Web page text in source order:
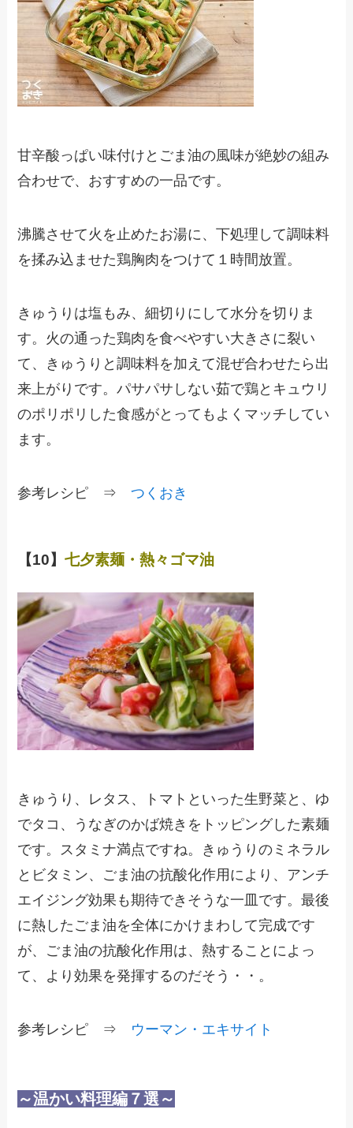
甘辛酸っぱい味付けとごま油の風味が絶妙の組み
合わせで、おすすめの一品です。
沸騰させて火を止めたお湯に、下処理して調味料
を揉み込ませた鶏胸肉をつけて１時間放置。
きゅうりは塩もみ、細切りにして水分を切りま
す。火の通った鶏肉を食べやすい大きさに裂い
て、きゅうりと調味料を加えて混ぜ合わせたら出
来上がりです。パサパサしない茹で鶏とキュウリ
のポリポリした食感がとってもよくマッチしてい
ます。
参考レシピ ⇒つくおき
【10】七夕素麺・熱々ゴマ油
きゅうり、レタス、トマトといった生野菜と、ゆ
でタコ、うなぎのかば焼きをトッピングした素麺
です。スタミナ満点ですね。きゅうりのミネラル
とビタミン、ごま油の抗酸化作用により、アンチ
エイジング効果も期待できそうな一皿です。最後
に熱したごま油を全体にかけまわして完成です
が、ごま油の抗酸化作用は、熱することによっ
て、より効果を発揮するのだそう・・。
参考レシピ ⇒ ウーマン・エキサイト
～温かい料理編７選～